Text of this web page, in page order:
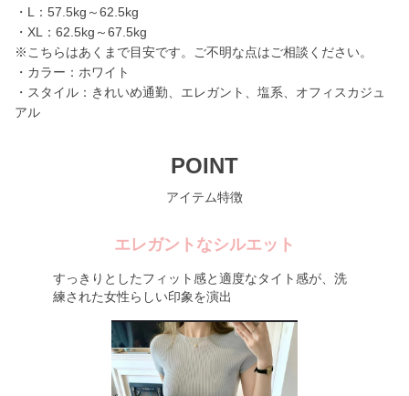
・L：57.5kg～62.5kg
・XL：62.5kg～67.5kg
※こちらはあくまで目安です。ご不明な点はご相談ください。
・カラー：ホワイト
・スタイル：きれいめ通勤、エレガント、塩系、オフィスカジュ
アル
POINT
アイテム特徴
エレガントなシルエット
すっきりとしたフィット感と適度なタイト感が、洗
練された女性らしい印象を演出